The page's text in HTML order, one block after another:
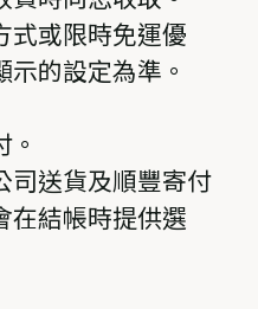
式或限時免運優
的設定為準。
司送貨及順豐寄付
在結帳時提供選